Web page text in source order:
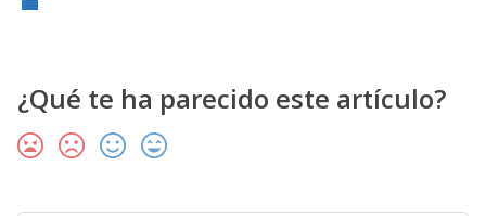
¿Qué te ha parecido este artículo?